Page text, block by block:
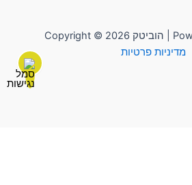
מדיניות פרטיות